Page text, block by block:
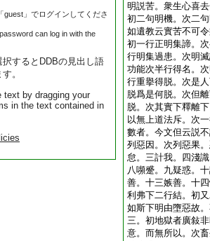
guest」でログインしてくださ
can log in with the
するとDDBの見出し語
。
text by dragging your
in the text contained in
明説苦。衆生心喜
初二句明機。次二
如遺教云實苦不可
初一行正明集諦。
行明集過患。次明
功能次半行得名。
行重擧得脱。次是
脱爲是何脱。次但
脱。次其實下釋離
以無上道法斥。次
數者。今文但云説
列惡因。次列惡果
怠。三計我。四淺
八嚬蹙。九疑惑。
善。十三嫉善。十
利弗下二行結。初
如斯下明由墮惡故
三。初地獄者廣敍
意。而無所以。次